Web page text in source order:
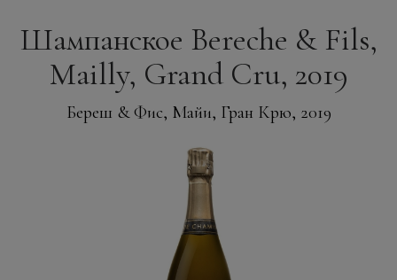
Шампанское Bereche & Fils,
Mailly, Grand Cru, 2019
Береш & Фис, Майи, Гран Крю, 2019